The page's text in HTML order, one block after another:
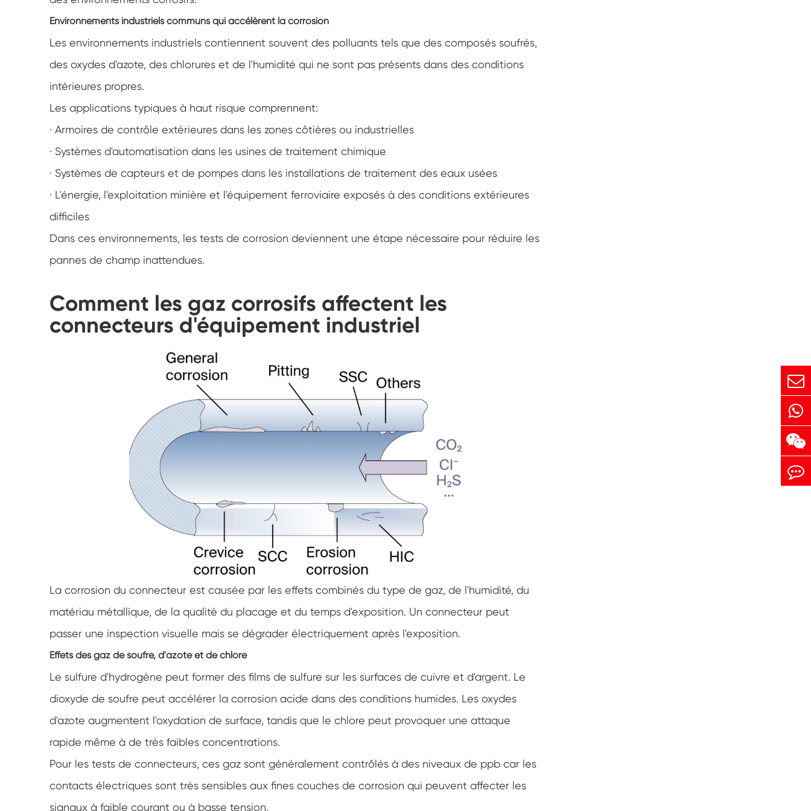
négative
Chambre climatique d'essai de laboratoire
d'humidité de la température
Chambre d'altitude de température
Chambre de chaleur humide
Four de séchage
Dispositifs de test de panneaux
photovoltaïques
Chambre du climat froid
Chambre d'humidité froide de chaleur
Chambre environnementale Reach-In
Chambre de stress environnemental
Chambre environnementale sous-zéro
Équipement d'essai accéléré de durée de
Chambre de stabilité
Chambre de la température Shaker
Cabinet de basse température constante
Chambre de gel dégel
Chambre d'essai de preuve d'explosion
Chambre climatique PV
Chambre d'essai de laboratoire
Environnements industriels communs qui accélèrent la corrosion
Les environnements industriels contiennent souvent des polluants tels que des composés soufrés,
des oxydes d'azote, des chlorures et de l'humidité qui ne sont pas présents dans des conditions
intérieures propres.
Les applications typiques à haut risque comprennent:
· Armoires de contrôle extérieures dans les zones côtières ou industrielles
· Systèmes d'automatisation dans les usines de traitement chimique
· Systèmes de capteurs et de pompes dans les installations de traitement des eaux usées
· L'énergie, l'exploitation minière et l'équipement ferroviaire exposés à des conditions extérieures
difficiles
Dans ces environnements, les tests de corrosion deviennent une étape nécessaire pour réduire les
pannes de champ inattendues.
Comment les gaz corrosifs affectent les
connecteurs d'équipement industriel
La corrosion du connecteur est causée par les effets combinés du type de gaz, de l'humidité, du
matériau métallique, de la qualité du placage et du temps d'exposition. Un connecteur peut
passer une inspection visuelle mais se dégrader électriquement après l'exposition.
Effets des gaz de soufre, d'azote et de chlore
Le sulfure d'hydrogène peut former des films de sulfure sur les surfaces de cuivre et d'argent. Le
dioxyde de soufre peut accélérer la corrosion acide dans des conditions humides. Les oxydes
d'azote augmentent l'oxydation de surface, tandis que le chlore peut provoquer une attaque
rapide même à de très faibles concentrations.
Pour les tests de connecteurs, ces gaz sont généralement contrôlés à des niveaux de ppb car les
contacts électriques sont très sensibles aux fines couches de corrosion qui peuvent affecter les
signaux à faible courant ou à basse tension.